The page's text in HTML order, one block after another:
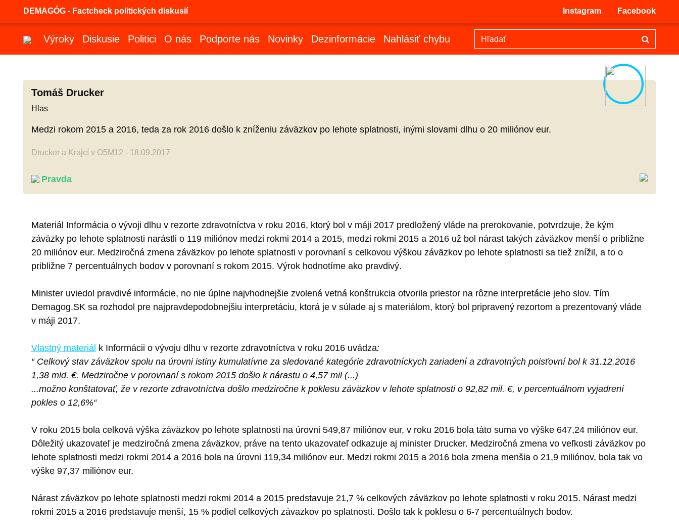
DEMAGÓG - Factcheck politických diskusií Instagram Facebook
Výroky Diskusie Politici O nás Podporte nás Novinky Dezinformácie Nahlásiť chybu
Tomáš Drucker
Hlas
Medzi rokom 2015 a 2016, teda za rok 2016 došlo k zníženiu záväzkov po lehote splatnosti, inými slovami dlhu o 20 miliónov eur.
Drucker a Krajcí v O5M12 - 18.09.2017
Pravda
Materiál Informácia o vývoji dlhu v rezorte zdravotníctva v roku 2016, ktorý bol v máji 2017 predložený vláde na prerokovanie, potvrdzuje, že kým
záväzky po lehote splatnosti narástli o 119 miliónov medzi rokmi 2014 a 2015, medzi rokmi 2015 a 2016 už bol nárast takých záväzkov menší o približne
20 miliónov eur. Medziročná zmena záväzkov po lehote splatnosti v porovnaní s celkovou výškou záväzkov po lehote splatnosti sa tiež znížil, a to o
približne 7 percentuálnych bodov v porovnaní s rokom 2015. Výrok hodnotíme ako pravdivý.
Minister uviedol pravdivé informácie, no nie úplne najvhodnejšie zvolená vetná konštrukcia otvorila priestor na rôzne interpretácie jeho slov. Tím
Demagog.SK sa rozhodol pre najpravdepodobnejšiu interpretáciu, ktorá je v súlade aj s materiálom, ktorý bol pripravený rezortom a prezentovaný vláde
v máji 2017.
Vlastný materiál k Informácii o vývoju dlhu v rezorte zdravotníctva v roku 2016 uvádza:
“ Celkový stav záväzkov spolu na úrovni istiny kumulatívne za sledované kategórie zdravotníckych zariadení a zdravotných poisťovní bol k 31.12.2016
1,38 mld. €. Medziročne v porovnaní s rokom 2015 došlo k nárastu o 4,57 mil (...)
...možno konštatovať, že v rezorte zdravotníctva došlo medziročne k poklesu záväzkov v lehote splatnosti o 92,82 mil. €, v percentuálnom vyjadrení
pokles o 12,6%“
V roku 2015 bola celková výška záväzkov po lehote splatnosti na úrovni 549,87 miliónov eur, v roku 2016 bola táto suma vo výške 647,24 miliónov eur.
Dôležitý ukazovateľ je medziročná zmena záväzkov, práve na tento ukazovateľ odkazuje aj minister Drucker. Medziročná zmena vo veľkosti záväzkov po
lehote splatnosti medzi rokmi 2014 a 2016 bola na úrovni 119,34 miliónov eur. Medzi rokmi 2015 a 2016 bola zmena menšia o 21,9 miliónov, bola tak vo
výške 97,37 miliónov eur.
Nárast záväzkov po lehote splatnosti medzi rokmi 2014 a 2015 predstavuje 21,7 % celkových záväzkov po lehote splatnosti v roku 2015. Nárast medzi
rokmi 2015 a 2016 predstavuje menší, 15 % podiel celkových závazkov po splatnosti. Došlo tak k poklesu o 6-7 percentuálnych bodov.